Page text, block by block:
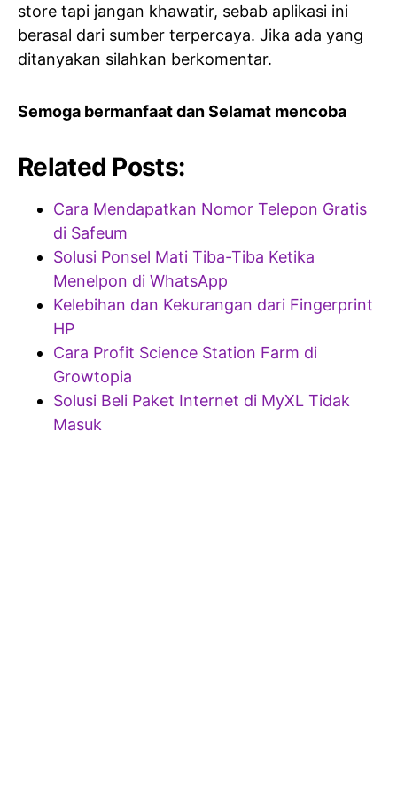
store tapi jangan khawatir, sebab aplikasi ini
berasal dari sumber terpercaya. Jika ada yang
ditanyakan silahkan berkomentar.
Semoga bermanfaat dan Selamat mencoba
Related Posts:
Cara Mendapatkan Nomor Telepon Gratis
di Safeum
Solusi Ponsel Mati Tiba-Tiba Ketika
Menelpon di WhatsApp
Kelebihan dan Kekurangan dari Fingerprint
HP
Cara Profit Science Station Farm di
Growtopia
Solusi Beli Paket Internet di MyXL Tidak
Masuk